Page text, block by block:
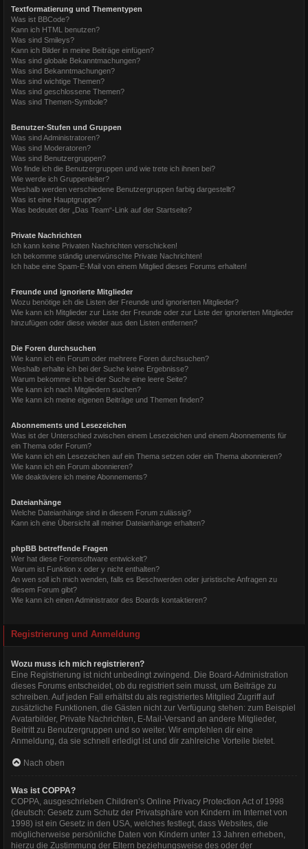
Textformatierung und Thementypen
Was ist BBCode?
Kann ich HTML benutzen?
Was sind Smileys?
Kann ich Bilder in meine Beiträge einfügen?
Was sind globale Bekanntmachungen?
Was sind Bekanntmachungen?
Was sind wichtige Themen?
Was sind geschlossene Themen?
Was sind Themen-Symbole?
Benutzer-Stufen und Gruppen
Was sind Administratoren?
Was sind Moderatoren?
Was sind Benutzergruppen?
Wo finde ich die Benutzergruppen und wie trete ich ihnen bei?
Wie werde ich Gruppenleiter?
Weshalb werden verschiedene Benutzergruppen farbig dargestellt?
Was ist eine Hauptgruppe?
Was bedeutet der „Das Team“-Link auf der Startseite?
Private Nachrichten
Ich kann keine Privaten Nachrichten verschicken!
Ich bekomme ständig unerwünschte Private Nachrichten!
Ich habe eine Spam-E-Mail von einem Mitglied dieses Forums erhalten!
Freunde und ignorierte Mitglieder
Wozu benötige ich die Listen der Freunde und ignorierten Mitglieder?
Wie kann ich Mitglieder zur Liste der Freunde oder zur Liste der ignorierten Mitglieder
hinzufügen oder diese wieder aus den Listen entfernen?
Die Foren durchsuchen
Wie kann ich ein Forum oder mehrere Foren durchsuchen?
Weshalb erhalte ich bei der Suche keine Ergebnisse?
Warum bekomme ich bei der Suche eine leere Seite?
Wie kann ich nach Mitgliedern suchen?
Wie kann ich meine eigenen Beiträge und Themen finden?
Abonnements und Lesezeichen
Was ist der Unterschied zwischen einem Lesezeichen und einem Abonnements für
ein Thema oder Forum?
Wie kann ich ein Lesezeichen auf ein Thema setzen oder ein Thema abonnieren?
Wie kann ich ein Forum abonnieren?
Wie deaktiviere ich meine Abonnements?
Dateianhänge
Welche Dateianhänge sind in diesem Forum zulässig?
Kann ich eine Übersicht all meiner Dateianhänge erhalten?
phpBB betreffende Fragen
Wer hat diese Forensoftware entwickelt?
Warum ist Funktion x oder y nicht enthalten?
An wen soll ich mich wenden, falls es Beschwerden oder juristische Anfragen zu
diesem Forum gibt?
Wie kann ich einen Administrator des Boards kontaktieren?
Registrierung und Anmeldung
Wozu muss ich mich registrieren?
Eine Registrierung ist nicht unbedingt zwingend. Die Board-Administration
dieses Forums entscheidet, ob du registriert sein musst, um Beiträge zu
schreiben. Auf jeden Fall erhältst du als registriertes Mitglied Zugriff auf
zusätzliche Funktionen, die Gästen nicht zur Verfügung stehen: zum Beispiel
Avatarbilder, Private Nachrichten, E-Mail-Versand an andere Mitglieder,
Beitritt zu Benutzergruppen und so weiter. Wir empfehlen dir eine
Anmeldung, da sie schnell erledigt ist und dir zahlreiche Vorteile bietet.
Nach oben
Was ist COPPA?
COPPA, ausgeschrieben Children’s Online Privacy Protection Act of 1998
(deutsch: Gesetz zum Schutz der Privatsphäre von Kindern im Internet von
1998) ist ein Gesetz in den USA, welches festlegt, dass Websites, die
möglicherweise persönliche Daten von Kindern unter 13 Jahren erheben,
hierzu die Zustimmung der Eltern beziehungsweise des oder der